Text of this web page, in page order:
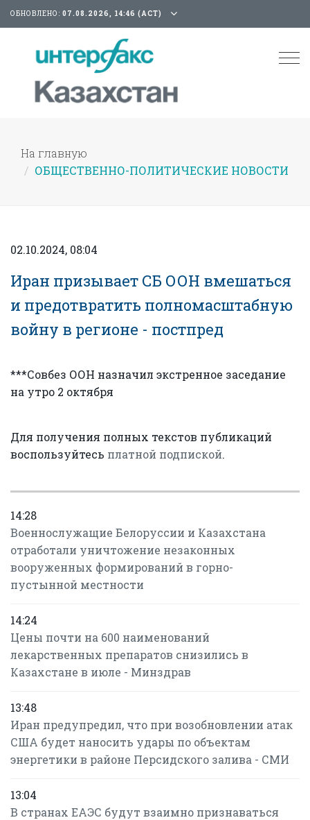
ОБНОВЛЕНО: 07.08.2026, 14:46 (АСТ)
На главную
ОБЩЕСТВЕННО-ПОЛИТИЧЕСКИЕ НОВОСТИ
02.10.2024, 08:04
Иран призывает СБ ООН вмешаться
и предотвратить полномасштабную
войну в регионе - постпред
***Совбез ООН назначил экстренное заседание
на утро 2 октября
Для получения полных текстов публикаций
воспользуйтесь платной подпиской.
14:28
Военнослужащие Белоруссии и Казахстана
отработали уничтожение незаконных
вооруженных формирований в горно-
пустынной местности
14:24
Цены почти на 600 наименований
лекарственных препаратов снизились в
Казахстане в июле - Минздрав
13:48
Иран предупредил, что при возобновлении атак
США будет наносить удары по объектам
энергетики в районе Персидского залива - СМИ
13:04
В странах ЕАЭС будут взаимно признаваться